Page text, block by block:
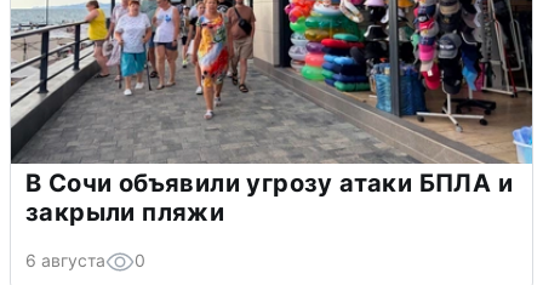
В Сочи объявили угрозу атаки БПЛА и
закрыли пляжи
6 августа 0